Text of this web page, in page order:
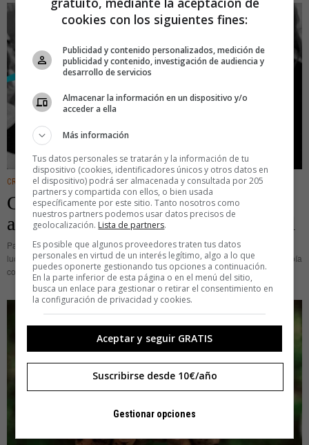
CREATIVIDAD
Creatives for the Future: la cara
activista por el clima de la publicidad
Parece que hace un siglo desde que Greta Tumberg se hizo famosa por su
lucha contra el cambio climático. En septiembre de aquel lejano 2019 se había
convocado la Huelga Global por
cookies con los siguientes fines:
Publicidad y contenido personalizados, medición de
publicidad y contenido, investigación de audiencia y
desarrollo de servicios
Almacenar la información en un dispositivo y/o
acceder a ella
Más información
Tus datos personales se tratarán y la información de tu
dispositivo (cookies, identificadores únicos y otros datos en
el dispositivo) podrá ser almacenada y consultada por 205
partners y compartida con ellos, o bien usada
específicamente por este sitio. Tanto nosotros como
nuestros partners podemos usar datos precisos de
geolocalización. Lista de partners.
Es posible que algunos proveedores traten tus datos
personales en virtud de un interés legítimo, algo a lo que
puedes oponerte gestionando tus opciones a continuación.
En la parte inferior de esta página o en el menú del sitio,
busca un enlace para gestionar o retirar el consentimiento en
la configuración de privacidad y cookies.
Aceptar y seguir GRATIS
Suscribirse desde 10€/año
Gestionar opciones